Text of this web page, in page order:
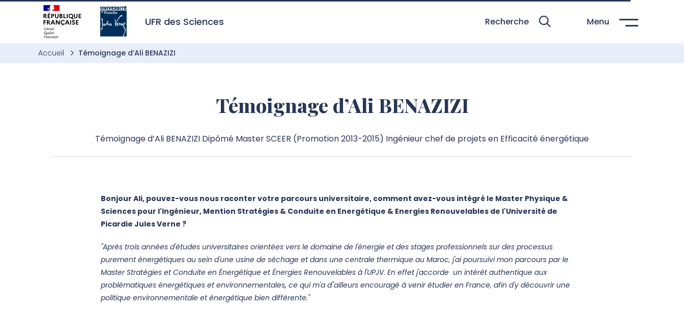
Aller à l’entête de page
Aller au menu principale
Aller au contenu principal
Aller à la recherche
Passer aux cookies
Aller au pied de page
UFR des Sciences Recherche Menu
Accueil Témoignage d’Ali BENAZIZI
Témoignage d’Ali BENAZIZI
Témoignage d’Ali BENAZIZI Dipômé Master SCEER (Promotion 2013-2015) Ingénieur chef de projets en Efficacité énergétique
Bonjour Ali, pouvez-vous nous raconter votre parcours universitaire, comment avez-vous intégré le Master Physique &
Sciences pour l'Ingénieur, Mention Stratégies & Conduite en Energétique & Energies Renouvelables de l'Université de
Picardie Jules Verne ?
"Après trois années d'études universitaires orientées vers le domaine de l'énergie et des stages professionnels sur des processus
purement énergétiques au sein d'une usine de séchage et dans une centrale thermique au Maroc, j'ai poursuivi mon parcours par le
Master Stratégies et Conduite en Énergétique et Énergies Renouvelables à l'UPJV. En effet j'accorde un intérêt authentique aux
problématiques énergétiques et environnementales, ce qui m'a d''ailleurs encouragé à venir étudier en France, afin d'y découvrir une
politique environnementale et énergétique bien différente."